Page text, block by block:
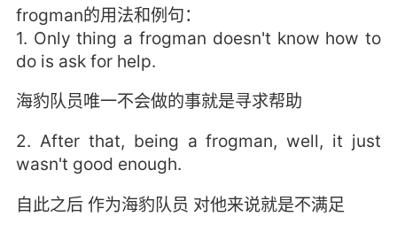
frogman的用法和例句：
1. Only thing a frogman doesn't know how to
do is ask for help.
海豹队员唯一不会做的事就是寻求帮助
2. After that, being a frogman, well, it just
wasn't good enough.
自此之后 作为海豹队员 对他来说就是不满足